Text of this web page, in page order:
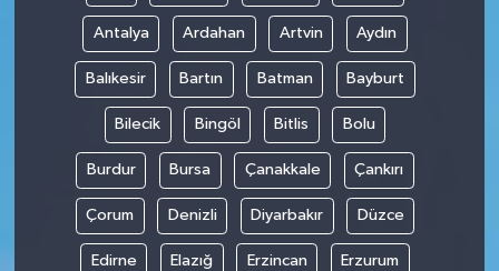
Antalya Ardahan Artvin Aydın
Balıkesir Bartın Batman Bayburt
Bilecik Bingöl Bitlis Bolu
Burdur Bursa Çanakkale Çankırı
Çorum Denizli Diyarbakır Düzce
Edirne Elazığ Erzincan Erzurum